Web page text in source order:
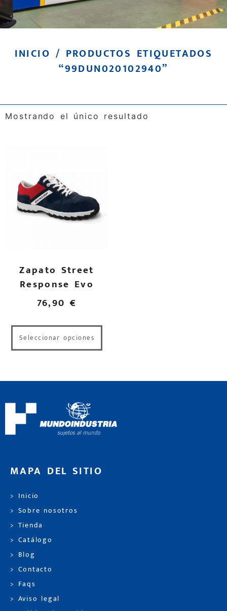
INICIO / PRODUCTOS ETIQUETADOS
“99DUN020102940”
Mostrando el único resultado
Zapato Street
Response Evo
76,90 €
Seleccionar opciones
MAPA DEL SITIO
> Inicio
> Sobre nosotros
> Tienda
> Catálogo
> Blog
> Contacto
> Faqs
> Aviso legal